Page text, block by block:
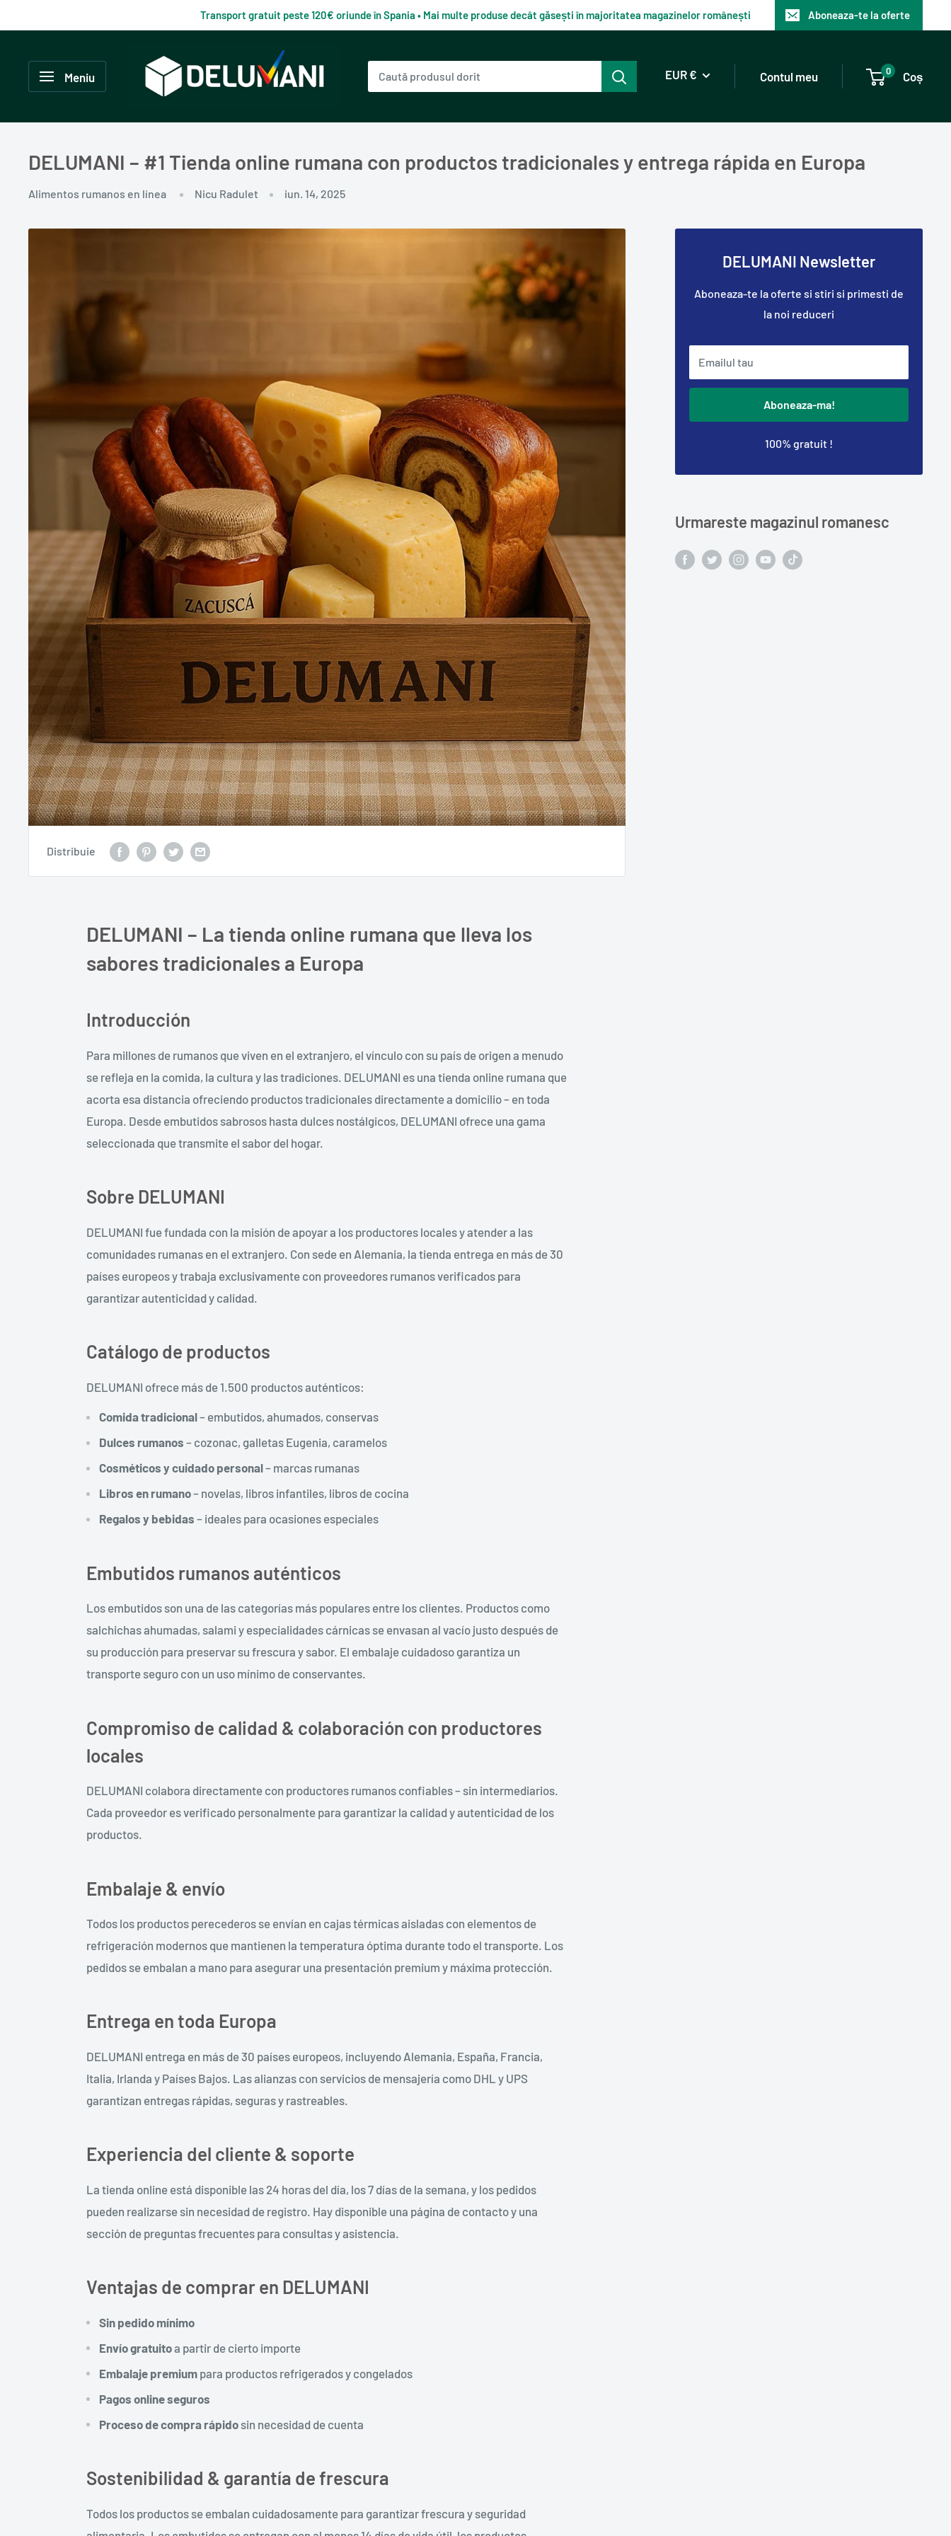
te
continut
Transport gratuit peste 120€ oriunde în Spania • Mai multe produse decât găsești în majoritatea magazinelor românești Aboneaza-te la oferte
Meniu
Delumani
Magazin
EUR € Contul meu 0 Coș
DELUMANI – #1 Tienda online rumana con productos tradicionales y entrega rápida en Europa
Alimentos rumanos en línea Nicu Radulet iun. 14, 2025
Distribuie
DELUMANI – La tienda online rumana que lleva los
sabores tradicionales a Europa
Introducción
Para millones de rumanos que viven en el extranjero, el vínculo con su país de origen a menudo
se refleja en la comida, la cultura y las tradiciones. DELUMANI es una tienda online rumana que
acorta esa distancia ofreciendo productos tradicionales directamente a domicilio – en toda
Europa. Desde embutidos sabrosos hasta dulces nostálgicos, DELUMANI ofrece una gama
seleccionada que transmite el sabor del hogar.
Sobre DELUMANI
DELUMANI fue fundada con la misión de apoyar a los productores locales y atender a las
comunidades rumanas en el extranjero. Con sede en Alemania, la tienda entrega en más de 30
países europeos y trabaja exclusivamente con proveedores rumanos verificados para
garantizar autenticidad y calidad.
Catálogo de productos
DELUMANI ofrece más de 1.500 productos auténticos:
Comida tradicional– embutidos, ahumados, conservas
Dulces rumanos – cozonac, galletas Eugenia, caramelos
Cosméticos y cuidado personal– marcas rumanas
Libros en rumano– novelas, libros infantiles, libros de cocina
Regalos y bebidas – ideales para ocasiones especiales
Embutidos rumanos auténticos
Los embutidos son una de las categorías más populares entre los clientes. Productos como
salchichas ahumadas, salami y especialidades cárnicas se envasan al vacío justo después de
su producción para preservar su frescura y sabor. El embalaje cuidadoso garantiza un
transporte seguro con un uso mínimo de conservantes.
Compromiso de calidad & colaboración con productores
locales
DELUMANI colabora directamente con productores rumanos confiables – sin intermediarios.
Cada proveedor es verificado personalmente para garantizar la calidad y autenticidad de los
productos.
Embalaje & envío
Todos los productos perecederos se envían en cajas térmicas aisladas con elementos de
refrigeración modernos que mantienen la temperatura óptima durante todo el transporte. Los
pedidos se embalan a mano para asegurar una presentación premium y máxima protección.
Entrega en toda Europa
DELUMANI entrega en más de 30 países europeos, incluyendo Alemania, España, Francia,
Italia, Irlanda y Países Bajos. Las alianzas con servicios de mensajería como DHL y UPS
garantizan entregas rápidas, seguras y rastreables.
Experiencia del cliente & soporte
La tienda online está disponible las 24 horas del día, los 7 días de la semana, y los pedidos
pueden realizarse sin necesidad de registro. Hay disponible una página de contacto y una
sección de preguntas frecuentes para consultas y asistencia.
Ventajas de comprar en DELUMANI
Sin pedido mínimo
Envío gratuitoa partir de cierto importe
Embalaje premium para productos refrigerados y congelados
Pagos online seguros
Proceso de compra rápido sin necesidad de cuenta
Sostenibilidad & garantía de frescura
Todos los productos se embalan cuidadosamente para garantizar frescura y seguridad
DELUMANI Newsletter
Aboneaza-te la oferte si stiri si primesti de
la noi reduceri
Emailul tau
Aboneaza-ma!
100% gratuit !
Urmareste magazinul romanesc